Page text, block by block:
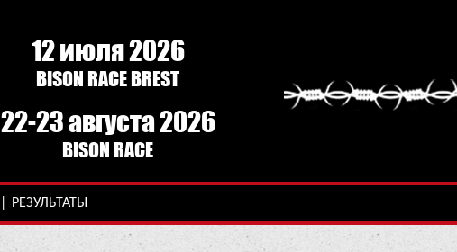
12 июля 2026
BISON RACE BREST
22-23 августа 2026
BISON RACE
РЕЗУЛЬТАТЫ